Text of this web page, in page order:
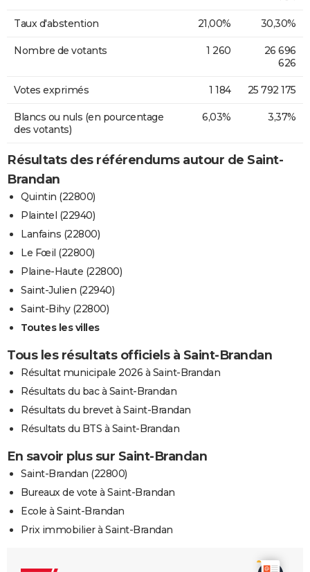
Taux d'abstention 21,00% 30,30%
Nombre de votants 1 260
26 696
626
Votes exprimés 1 184 25 792 175
Blancs ou nuls (en pourcentage
des votants)
6,03% 3,37%
Résultats des référendums autour de Saint-
Brandan
Quintin (22800)
Plaintel (22940)
Lanfains (22800)
Le Fœil (22800)
Plaine-Haute (22800)
Saint-Julien (22940)
Saint-Bihy (22800)
Toutes les villes
Tous les résultats officiels à Saint-Brandan
Résultat municipale 2026 à Saint-Brandan
Résultats du bac à Saint-Brandan
Résultats du brevet à Saint-Brandan
Résultats du BTS à Saint-Brandan
En savoir plus sur Saint-Brandan
Saint-Brandan (22800)
Bureaux de vote à Saint-Brandan
Ecole à Saint-Brandan
Prix immobilier à Saint-Brandan